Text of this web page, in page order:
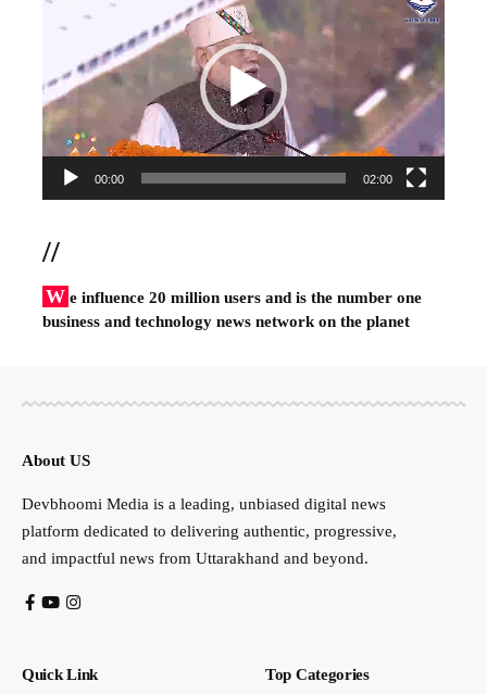
00:00 02:00
//
W e influence 20 million users and is the number one
business and technology news network on the planet
About US
Devbhoomi Media is a leading, unbiased digital news
platform dedicated to delivering authentic, progressive,
and impactful news from Uttarakhand and beyond.
Quick Link Top Categories